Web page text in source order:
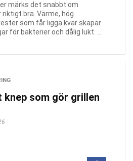
märks det snabbt om
bra. Värme, hög
som får ligga kvar skapar
för bakterier och dålig lukt. ...
knep som gör grillen